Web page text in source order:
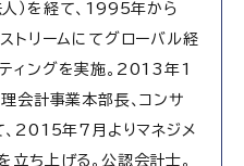
）を経て、1995年から
ストリームにてグローバル経
ィングを実施。2013年1
理会計事業本部長、コンサ
、2015年7月よりマネジメ
立ち上げる。公認会計士。